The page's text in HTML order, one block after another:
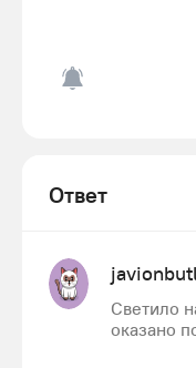
Ответ
Светило
оказано